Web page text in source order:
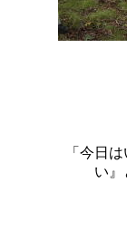
「今日
い